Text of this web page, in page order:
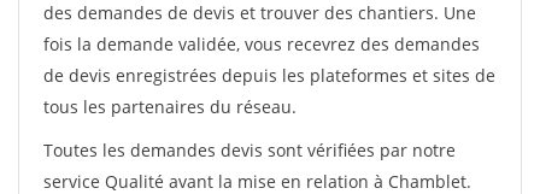
des demandes de devis et trouver des chantiers. Une
fois la demande validée, vous recevrez des demandes
de devis enregistrées depuis les plateformes et sites de
tous les partenaires du réseau.
Toutes les demandes devis sont vérifiées par notre
service Qualité avant la mise en relation à Chamblet.